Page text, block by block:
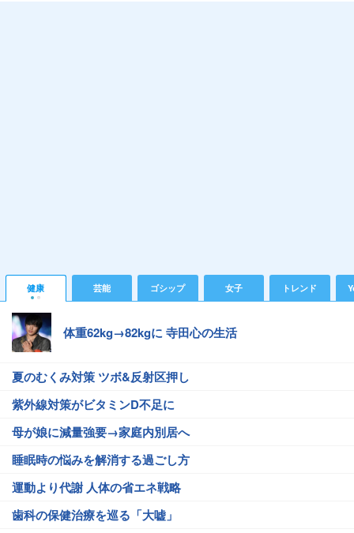
健康 芸能 ゴシップ 女子 トレンド
体重62kg→82kgに 寺田心の生活
夏のむくみ対策 ツボ&反射区押し
紫外線対策がビタミンD不足に
母が娘に減量強要→家庭内別居へ
睡眠時の悩みを解消する過ごし方
運動より代謝 人体の省エネ戦略
歯科の保健治療を巡る「大嘘」